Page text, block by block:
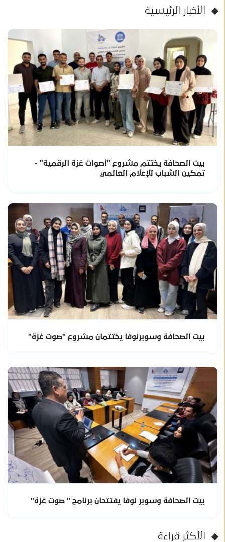
الأخبار الرئيسية
بيت الصحافة يختتم مشروع "أصوات غزة الرقمية" -
تمكين الشباب للإعلام العالمي
بيت الصحافة وسوبرنوفا يختتمان مشروع "صوت غزة"
بيت الصحافة وسوبر نوفا يفتتحان برنامج " صوت غزة"
الأكثر قراءة